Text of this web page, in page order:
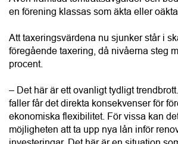
en förening klassas som äkta eller
Att taxeringsvärdena nu sjunker står i
föregående taxering, då nivåerna steg
procent.
– Det här är ett ovanligt tydligt
faller får det direkta konsekvenser för
ekonomiska flexibilitet. För vissa kan det
möjligheten att ta upp nya lån inför
investeringar. Det här är en situation